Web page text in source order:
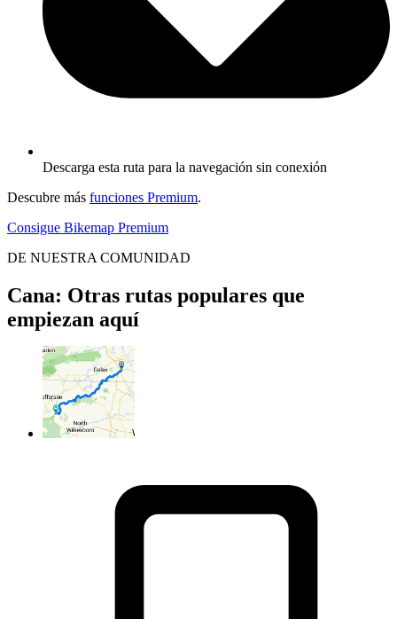
Descarga esta ruta para la navegación sin conexión
Descubre más funciones Premium.
Consigue Bikemap Premium
DE NUESTRA COMUNIDAD
Cana: Otras rutas populares que
empiezan aquí